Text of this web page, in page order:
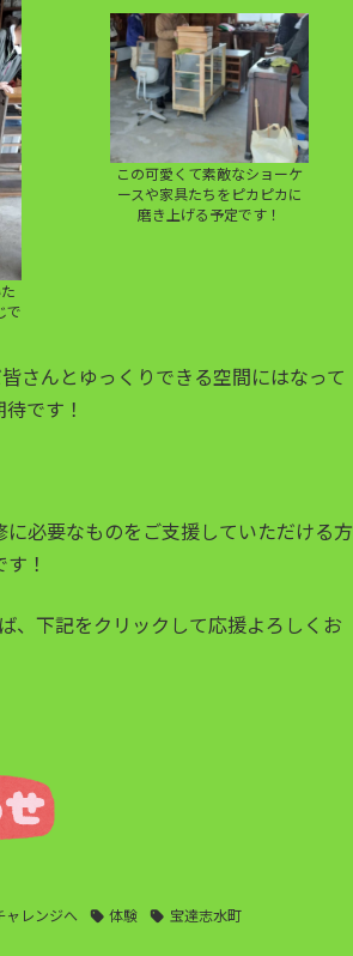
で
この可愛くて素敵なショーケ
ースや家具たちをピカピカに
磨き上げる予定です！
さんとゆっくりできる空間にはなって
です！
必要なものをご支援していただける方
！
、下記をクリックして応援よろしくお
ャレンジへ 体験 宝達志水町